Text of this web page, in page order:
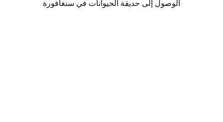
الوصول إلى حديقة الحيوانات في سنغافورة